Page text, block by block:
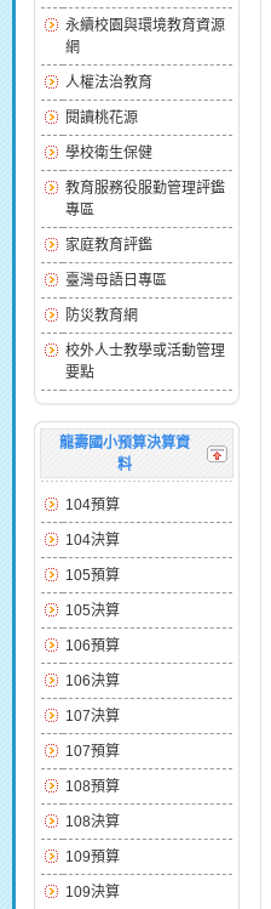
永續校園與環境教育資源
網
人權法治教育
閱讀桃花源
學校衛生保健
教育服務役服勤管理評鑑
專區
家庭教育評鑑
臺灣母語日專區
防災教育網
校外人士教學或活動管理
要點
龍壽國小預算決算資
料
104預算
104決算
105預算
105決算
106預算
106決算
107決算
107預算
108預算
108決算
109預算
109決算